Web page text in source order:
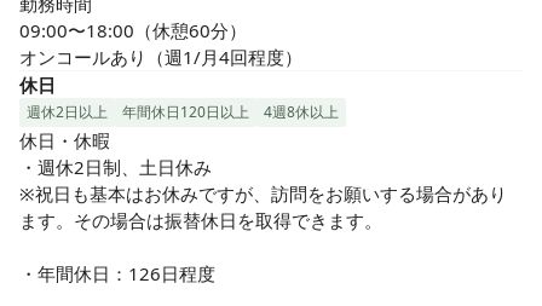
09:00〜18:00（休憩60分）
オンコールあり（週1/月4回程度）
休日
週休2日以上 年間休日120日以上 4週8休以上
休日・休暇
・週休2日制、土日休み
※祝日も基本はお休みですが、訪問をお願いする場合があり
ます。その場合は振替休日を取得できます。
・年間休日：126日程度